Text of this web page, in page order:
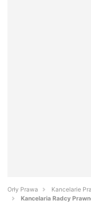
Orły Prawa
Kancelarie
Kancelaria Radcy